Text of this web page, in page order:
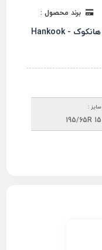
برند محصول :
هانکوک - Hankook
سایز :
195/65R 15